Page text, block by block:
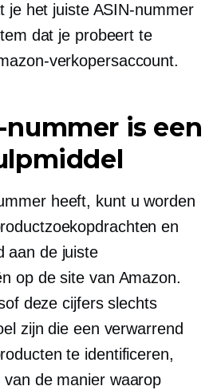
je het juiste ASIN-nummer
dat je probeert te
verkopersaccount.
nummer is een
heeft, kunt u worden
en
aan de juiste
op de site van Amazon.
deze cijfers slechts
zijn die een verwarrend
te identificeren,
de manier waarop